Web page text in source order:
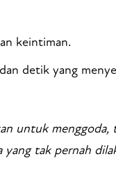
keintiman.
detik yang
untuk
tak pernah